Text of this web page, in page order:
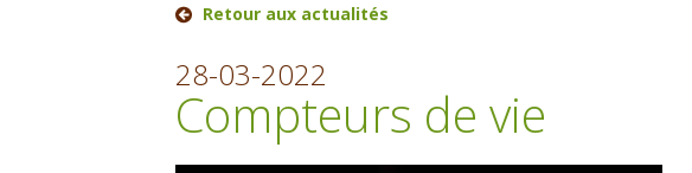
Retour aux actualités
28-03-2022
Compteurs de vie